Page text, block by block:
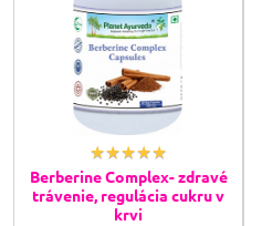
Berberine Complex- zdravé
trávenie, regulácia cukru v
krvi